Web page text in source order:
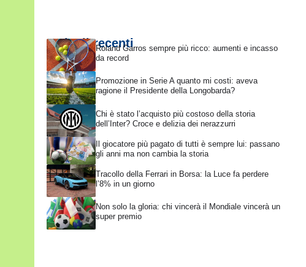
Articoli recentiRoland Garros sempre più ricco: aumenti e incasso
da record
Promozione in Serie A quanto mi costi: aveva
ragione il Presidente della Longobarda?
Chi è stato l’acquisto più costoso della storia
dell’Inter? Croce e delizia dei nerazzurri
Il giocatore più pagato di tutti è sempre lui: passano
gli anni ma non cambia la storia
Tracollo della Ferrari in Borsa: la Luce fa perdere
l’8% in un giorno
Non solo la gloria: chi vincerà il Mondiale vincerà un
super premio